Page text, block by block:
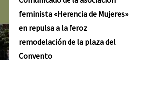
feminista «Herencia de Mujeres»
en repulsa a la feroz
remodelación de la plaza del
Convento